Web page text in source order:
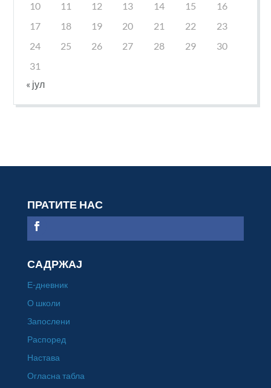
10
11 12 13 14 15
16
17
18 19 20 21 22
23
24
25 26 27 28 29
30
31
« јул
ПРАТИТЕ НАС
САДРЖАЈ
Е-дневник
О школи
Запослени
Распоред
Настава
Огласна табла